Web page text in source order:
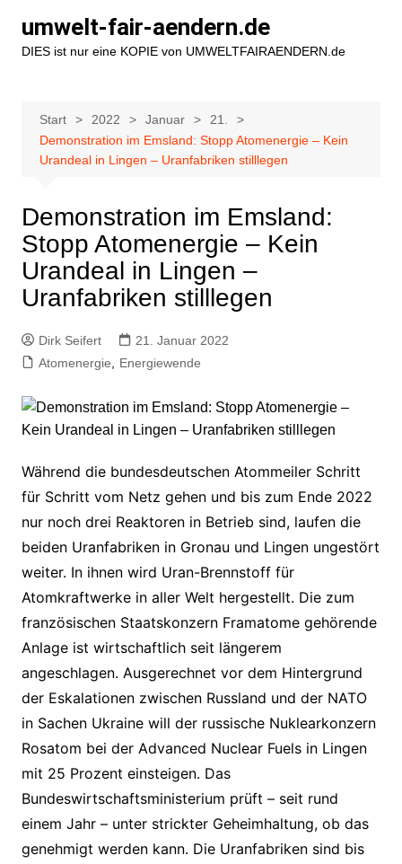
Inhalt
springen
umwelt-fair-aendern.de
DIES ist nur eine KOPIE von UMWELTFAIRAENDERN.de
Start 2022 Januar
21.
Demonstration im Emsland: Stopp Atomenergie – Kein
Urandeal in Lingen – Uranfabriken stilllegen
Demonstration im Emsland:
Stopp Atomenergie – Kein
Urandeal in Lingen –
Uranfabriken stilllegen
Dirk Seifert
21. Januar 2022
Atomenergie
Energiewende
Während die bundesdeutschen Atommeiler Schritt
für Schritt vom Netz gehen und bis zum Ende 2022
nur noch drei Reaktoren in Betrieb sind, laufen die
beiden Uranfabriken in Gronau und Lingen ungestört
weiter. In ihnen wird Uran-Brennstoff für
Atomkraftwerke in aller Welt hergestellt. Die zum
französischen Staatskonzern Framatome gehörende
Anlage ist wirtschaftlich seit längerem
angeschlagen. Ausgerechnet vor dem Hintergrund
der Eskalationen zwischen Russland und der NATO
in Sachen Ukraine will der russische Nuklearkonzern
Rosatom bei der Advanced Nuclear Fuels in Lingen
mit 25 Prozent einsteigen. Das
Bundeswirtschaftsministerium prüft – seit rund
einem Jahr – unter strickter Geheimhaltung, ob das
genehmigt werden kann. Die Uranfabriken sind bis